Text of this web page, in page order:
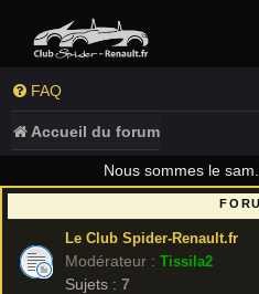
FAQ
Accueil du forum
Nous sommes le
Le Club Spider-Renault.fr
Modérateur : Tissila2
Sujets : 7